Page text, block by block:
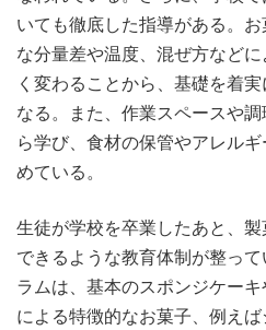
いても徹底した指導がある。
な分量差や温度、混ぜ方など
く変わることから、基礎を着
なる。また、作業スペースや
ら学び、食材の保管やアレル
めている。
生徒が学校を卒業したあと、
できるような教育体制が整っ
ラムは、基本のスポンジケー
による特徴的なお菓子、例え